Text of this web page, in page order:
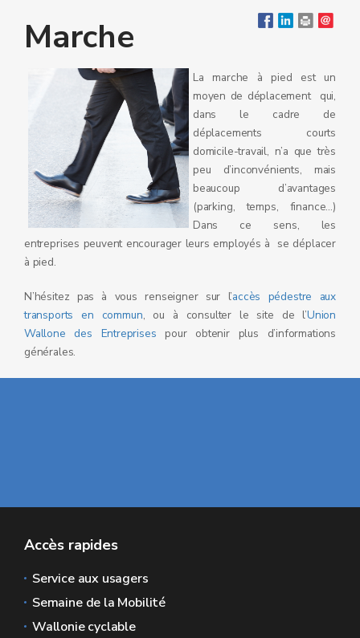
Marche
La marche à pied est un
moyen de déplacement qui,
dans le cadre de
déplacements courts
domicile-travail, n’a que très
peu d’inconvénients, mais
beaucoup d’avantages
(parking, temps, finance…)
Dans ce sens, les
entreprises peuvent encourager leurs employés à se déplacer
à pied.
N’hésitez pas à vous renseigner sur l’accès pédestre aux
transports en commun, ou à consulter le site de l’Union
Wallone des Entreprises pour obtenir plus d’informations
générales.
Accès rapides
Service aux usagers
Semaine de la Mobilité
Wallonie cyclable